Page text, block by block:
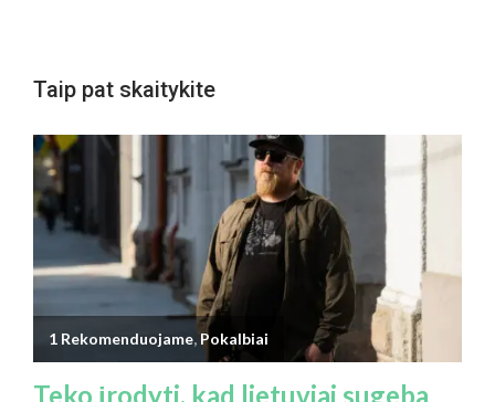
Taip pat skaitykite